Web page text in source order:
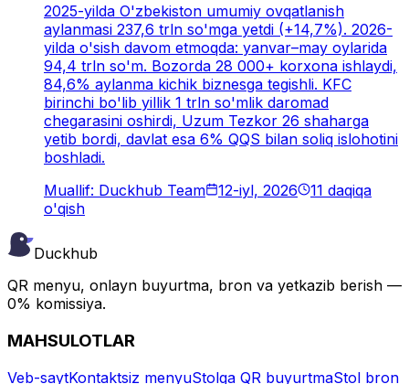
2025-yilda O'zbekiston umumiy ovqatlanish
aylanmasi 237,6 trln so'mga yetdi (+14,7%). 2026-
yilda o'sish davom etmoqda: yanvar–may oylarida
94,4 trln so'm. Bozorda 28 000+ korxona ishlaydi,
84,6% aylanma kichik biznesga tegishli. KFC
birinchi bo'lib yillik 1 trln so'mlik daromad
chegarasini oshirdi, Uzum Tezkor 26 shaharga
yetib bordi, davlat esa 6% QQS bilan soliq islohotini
boshladi.
Muallif: Duckhub Team
12-iyl, 2026
11 daqiqa
o'qish
Duckhub
QR menyu, onlayn buyurtma, bron va yetkazib berish —
0% komissiya.
MAHSULOTLAR
Veb-saytKontaktsiz menyuStolga QR buyurtmaStol bron